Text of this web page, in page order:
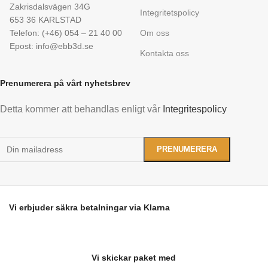
Zakrisdalsvägen 34G
653 36 KARLSTAD
Telefon: (+46) 054 – 21 40 00
Epost: info@ebb3d.se
Integritetspolicy
Om oss
Kontakta oss
Prenumerera på vårt nyhetsbrev
Detta kommer att behandlas enligt vår Integritespolicy
Vi erbjuder säkra betalningar via Klarna
Vi skickar paket med